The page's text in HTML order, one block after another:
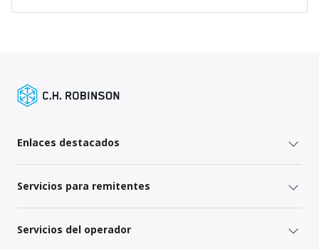
Enlaces destacados
Servicios para remitentes
Servicios del operador